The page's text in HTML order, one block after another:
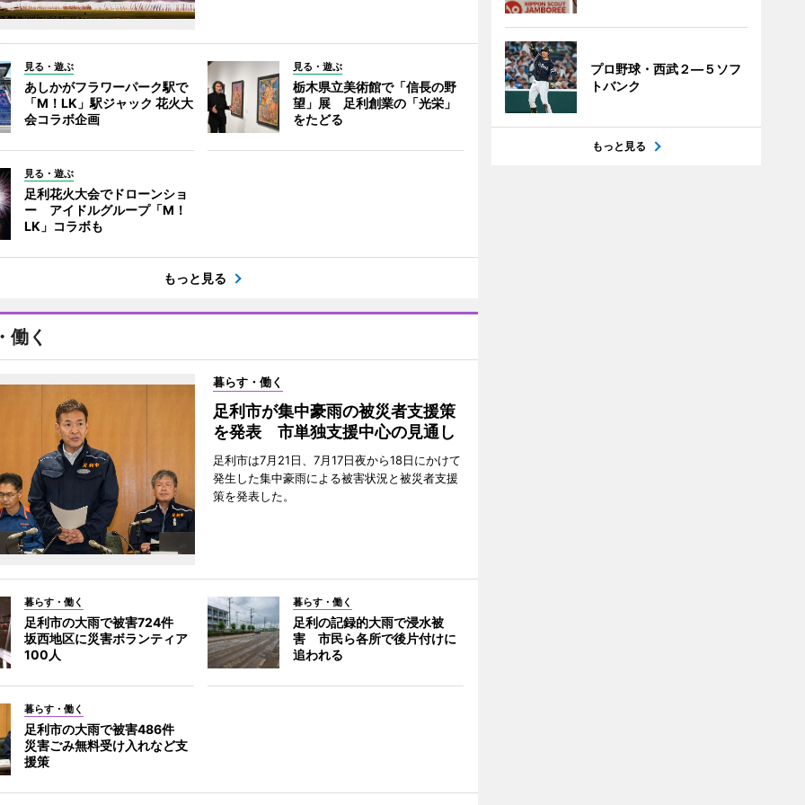
見る・遊ぶ
あしかがフラワーパーク駅で
「M！LK」駅ジャック 花火大
会コラボ企画
見る・遊ぶ
栃木県立美術館で「信長の野
望」展 足利創業の「光栄」
をたどる
見る・遊ぶ
足利花火大会でドローンショ
ー アイドルグループ「M！
LK」コラボも
もっと見る
働く
暮らす・働く
足利市が集中豪雨の被災者支援策
を発表 市単独支援中心の見通し
足利市は7月21日、7月17日夜から18日にかけて
発生した集中豪雨による被害状況と被災者支援
策を発表した。
暮らす・働く
足利市の大雨で被害724件
坂西地区に災害ボランティア
100人
暮らす・働く
足利の記録的大雨で浸水被
害 市民ら各所で後片付けに
追われる
暮らす・働く
足利市の大雨で被害486件
災害ごみ無料受け入れなど支
援策
プロ野球・西武２―５ソフ
トバンク
もっと見る